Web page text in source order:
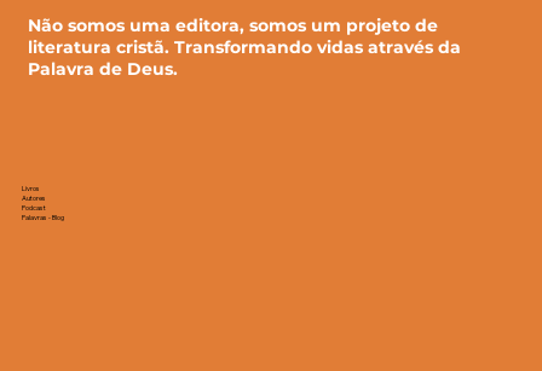
Não somos uma editora, somos um projeto de
literatura cristã. Transformando vidas através da
Palavra de Deus.
Livros
Autores
Podcast
Palavras - Blog